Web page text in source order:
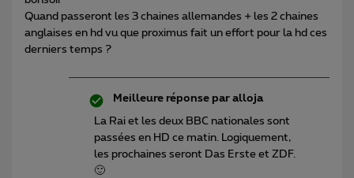
Quand passeront les 3 chaines allemandes + les 2 chaines
anglaises en hd vu que proximus fait un effort pour la hd ces
derniers temps ?
Meilleure réponse par alloja
La Rai et les deux BBC nationales sont
passées en HD ce matin. Logiquement,
les prochaines seront Das Erste et ZDF.
🙂